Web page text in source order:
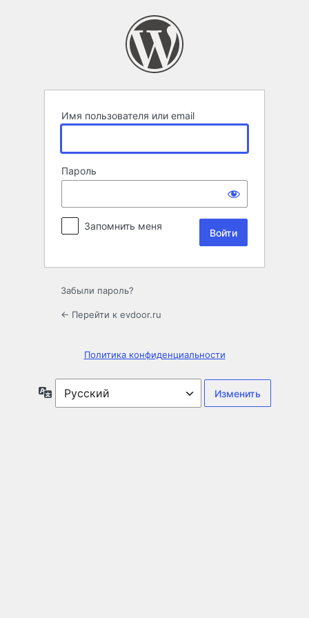
Имя пользователя или email
Пароль
Запомнить меня
Забыли пароль?
← Перейти к evdoor.ru
Политика конфиденциальности
Язык